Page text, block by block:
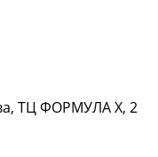
ТЦ ФОРМУЛА Х, 2